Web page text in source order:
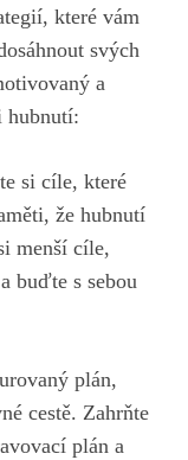
které‌ vám
⁤svých
a​
si ‌cíle, které
že hubnutí
menší ⁣cíle,​
buďte s sebou
plán,
cestě. ​Zahrňte
plán a‌